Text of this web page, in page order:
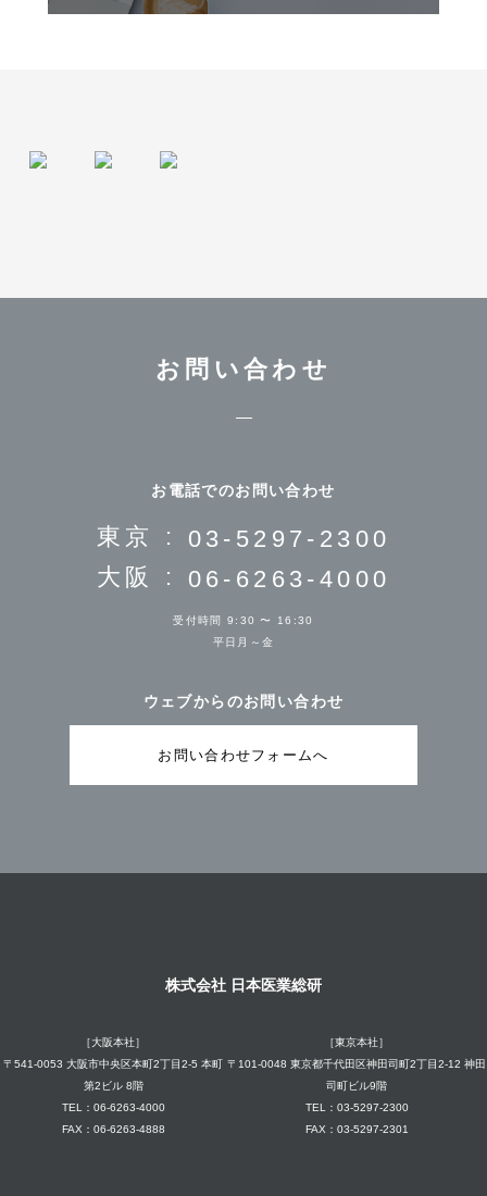
お問い合わせ
お電話でのお問い合わせ
東京 : 03-5297-2300
大阪 : 06-6263-4000
受付時間 9:30 〜 16:30
平日月～金
ウェブからのお問い合わせ
お問い合わせフォームへ
株式会社 日本医業総研
［大阪本社］
〒541-0053 大阪市中央区本町2丁目2-5 本町
第2ビル 8階
TEL：06-6263-4000
FAX：06-6263-4888
［東京本社］
〒101-0048 東京都千代田区神田司町2丁目2-12 神田
司町ビル9階
TEL：03-5297-2300
FAX：03-5297-2301